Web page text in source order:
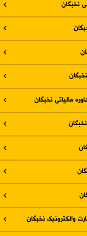
نخبگان
مالیاتی نخبگان
والکترونیک نخبگان